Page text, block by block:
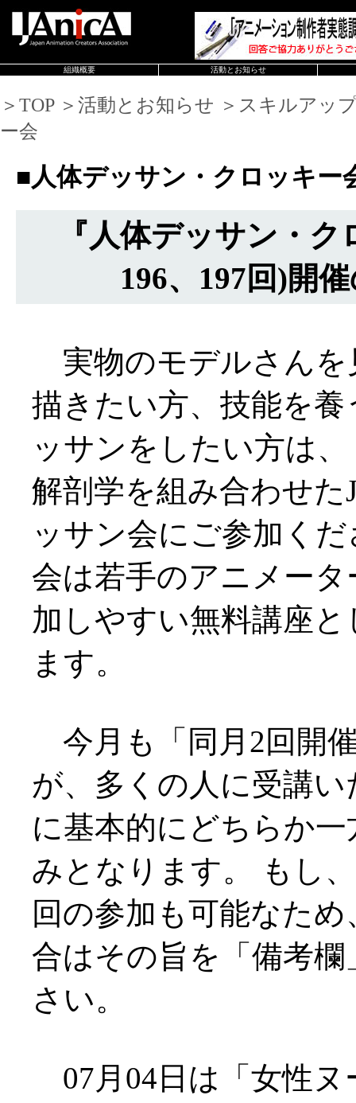
組織概要 活動とお知らせ
＞TOP ＞活動とお知らせ ＞スキルアッ
ー会
■人体デッサン・クロッキー
『人体デッサン・
196、197回)開
実物のモデルさんを
描きたい方、技能を
ッサンをしたい方は
解剖学を組み合わせた
ッサン会にご参加く
会は若手のアニメー
加しやすい無料講座
ます。
今月も「同月2回開
が、多くの人に受講
に基本的にどちらか
みとなります。 もし
回の参加も可能なた
合はその旨を「備考
さい。
07月04日は「女性ヌ